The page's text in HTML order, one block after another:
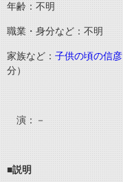
年齢：不明
職業・身分など：不明
家族など： 子供の頃の信彦
分）
演：－
■説明